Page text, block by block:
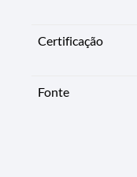
Certificação
Fonte